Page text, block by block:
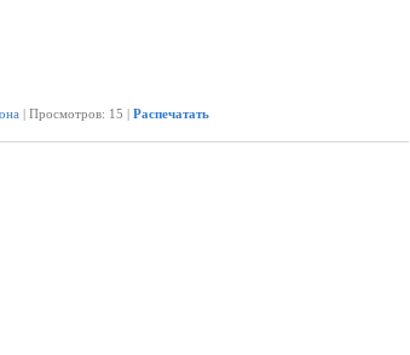
| Просмотров: 15 | Распечатать